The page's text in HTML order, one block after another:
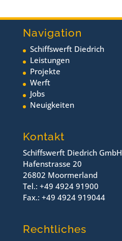
Navigation
Schiffswerft Diedrich
Leistungen
Projekte
Werft
Jobs
Neuigkeiten
Kontakt
Schiffswerft Diedrich GmbH
Hafenstrasse 20
26802 Moormerland
Tel.: +49 4924 91900
Fax.: +49 4924 919044
Rechtliches